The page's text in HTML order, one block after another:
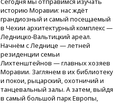
историю Моравии: нас ждёт
грандиозный и самый посещаемый
в Чехии архитектурный комплекс —
Ледницко-Вальтицкий ареал.
Начнём с Леднице — летней
резиденции семьи
Лихтенштейнов — главных хозяев
Моравии. Заглянем в их библиотеку
и покои, рыцарский, охотничий и
танцевальный залы. А затем, выйдя
в самый большой парк Европы,